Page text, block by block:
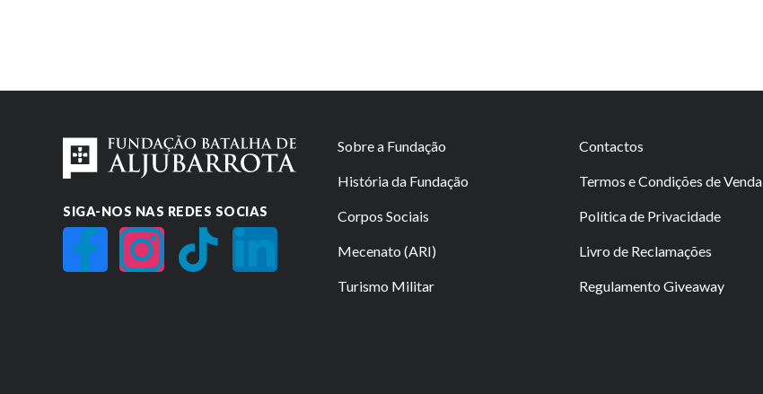
SIGA-NOS NAS REDES SOCIAS
Sobre a Fundação
História da Fundação
Corpos Sociais
Mecenato (ARI)
Turismo Militar
Contactos
Termos e Condições de Venda
Política de Privacidade
Livro de Reclamações
Regulamento Giveaway